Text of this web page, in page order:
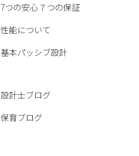
7つの安心７つの保証
性能について
基本パッシブ設計
設計士ブログ
保育ブログ